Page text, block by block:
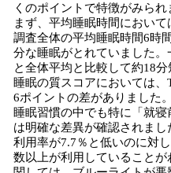
くのポイントで特徴がみられ
まず、平均睡眠時間におい
調査全体の平均睡眠時間6時
分な睡眠がとれていました。
と全体平均と比較して約18分
睡眠の質スコアにおいては、
6ポイントの差がありました
睡眠習慣の中でも特に「就
は明確な差異が確認されまし
利用率が7.7％と低いのに対
数以上が利用していること